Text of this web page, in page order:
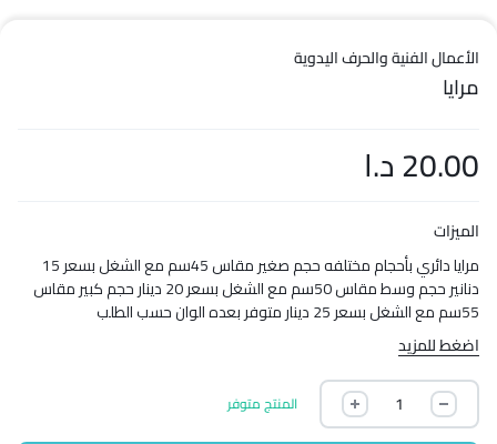
الأعمال الفنية والحرف اليدوية
مرايا
20.00د.ا
الميزات
مرايا دائري بأحجام مختلفه حجم صغير مقاس 45سم مع الشغل بسعر 15
دنانير حجم وسط مقاس 50سم مع الشغل بسعر 20 دينار حجم كبير مقاس
55سم مع الشغل بسعر 25 دينار متوفر بعده الوان حسب الطلب
اضغط للمزيد
المنتج متوفر